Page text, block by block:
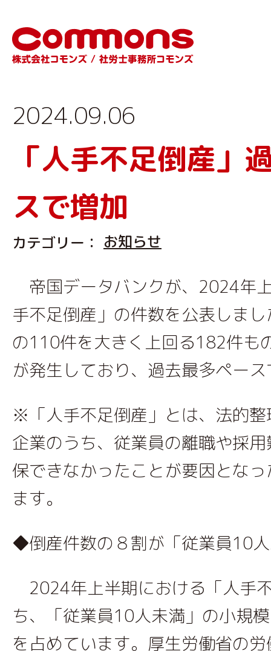
2024.09.06
「人手不足倒産」
スで増加
カテゴリー： お知らせ
帝国データバンクが、2024年
手不足倒産」の件数を公表しま
の110件を大きく上回る182件も
が発生しており、過去最多ペー
※「人手不足倒産」とは、法的
企業のうち、従業員の離職や採
保できなかったことが要因とな
ます。
◆倒産件数の８割が「従業員10
2024年上半期における「人手
ち、「従業員10人未満」の小規
を占めています。厚生労働省の